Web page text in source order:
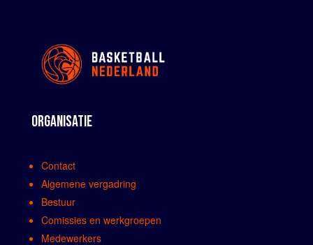
ORGANISATIE
Contact
Algemene vergadring
Bestuur
Comissies en werkgroepen
Medewerkers